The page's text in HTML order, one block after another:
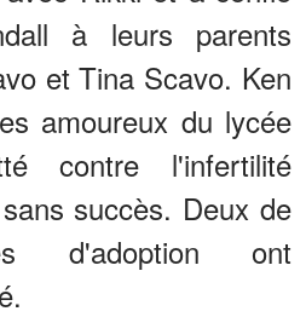
à leurs parents
et Tina Scavo. Ken
amoureux du lycée
contre l'infertilité
succès. Deux de
d'adoption ont